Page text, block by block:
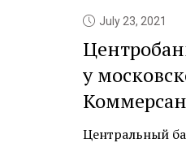
July 23, 2021
у
Центральный